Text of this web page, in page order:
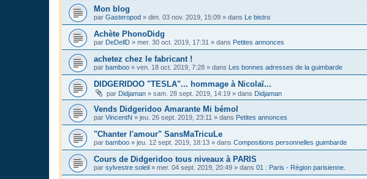
Mon blog
par Gasteropod » dim. 03 nov. 2019, 15:09 » dans Le bistro
Achète PhonoDidg
par DeDellD » mer. 30 oct. 2019, 17:31 » dans Petites annonces
achetez chez le fabricant !
par bamboo » ven. 18 oct. 2019, 7:28 » dans Les bonnes adresses de la guimbarde
DIDGERIDOO "TESLA"... hommage à Nicolaï...
par Didjaman » sam. 28 sept. 2019, 14:19 » dans Didjaman
Vends Didgeridoo Amarante Mi bémol
par VincentN » jeu. 26 sept. 2019, 23:11 » dans Petites annonces
"Chanter l'amour" SansMaTricuLe
par bamboo » jeu. 12 sept. 2019, 18:13 » dans Compositions personnelles guimbarde
Cours de Didgeridoo tous niveaux à PARIS
par sylvestre soleil » mer. 04 sept. 2019, 20:49 » dans 01 : Paris - Région parisienne.